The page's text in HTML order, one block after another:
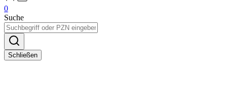
0
Suche
Schließen